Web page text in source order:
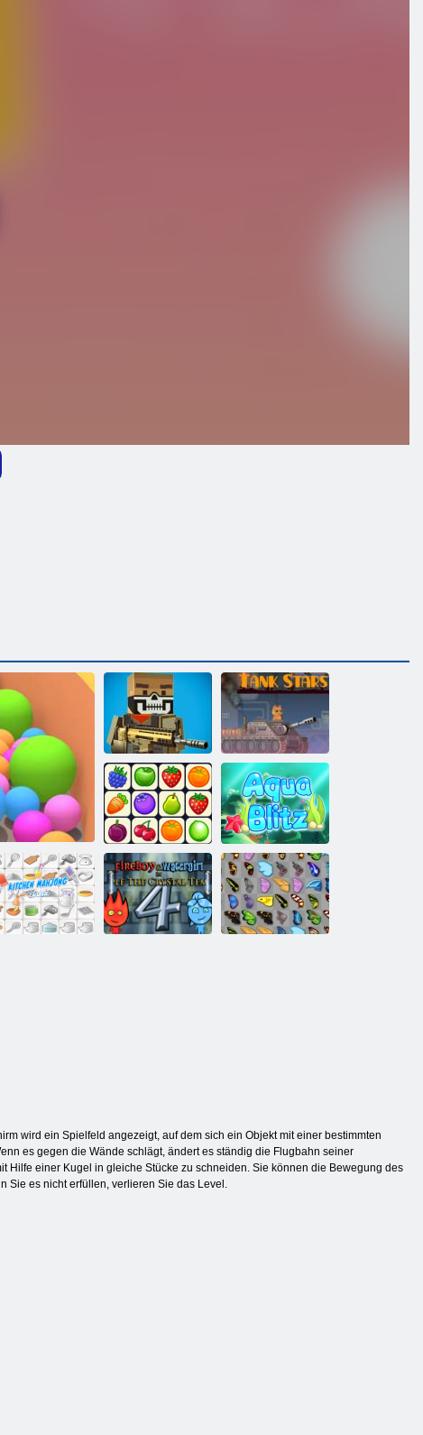
Verrückte
Pixelkrieg
Panzersterne
Onet Connect Aqua Blitz
wird ein Spielfeld angezeigt, auf dem sich ein Objekt mit einer bestimmten
es gegen die Wände schlägt, ändert es ständig die Flugbahn seiner
Hilfe einer Kugel in gleiche Stücke zu schneiden. Sie können die Bewegung des
Sie es nicht erfüllen, verlieren Sie das Level.